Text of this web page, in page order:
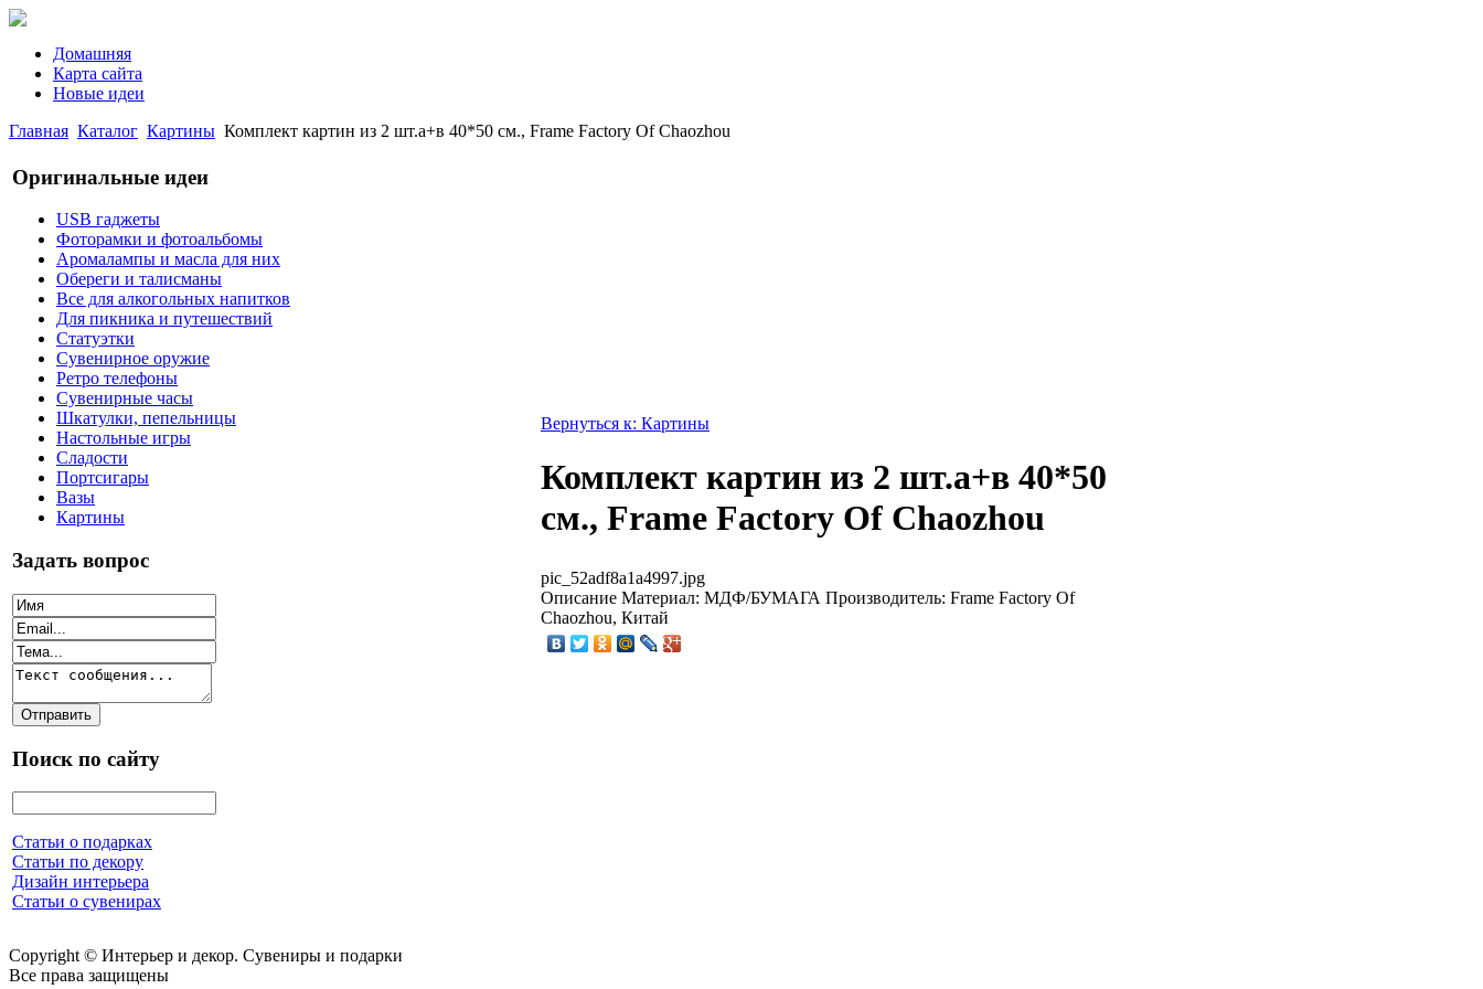
Домашняя
Карта сайта
Новые идеи
Главная Каталог Картины Комплект картин из 2 шт.а+в 40*50 см., Frame Factory Of Chaozhou
Оригинальные идеи
USB гаджеты
Фоторамки и фотоальбомы
Аромалампы и масла для них
Обереги и талисманы
Все для алкогольных напитков
Для пикника и путешествий
Статуэтки
Сувенирное оружие
Ретро телефоны
Сувенирные часы
Шкатулки, пепельницы
Настольные игры
Сладости
Портсигары
Вазы
Картины
Задать вопрос
Поиск по сайту
Статьи о подарках
Статьи по декору
Дизайн интерьера
Статьи о сувенирах
Вернуться к: Картины
Комплект картин из 2 шт.а+в 40*50
см., Frame Factory Of Chaozhou
pic_52adf8a1a4997.jpg
Описание Материал: МДФ/БУМАГА Производитель: Frame Factory Of
Chaozhou, Китай
Copyright © Интерьер и декор. Сувениры и подарки
Все права защищены